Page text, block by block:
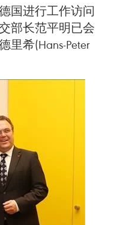
国进行工作访问
部长范平明已会
里希(Hans-Peter